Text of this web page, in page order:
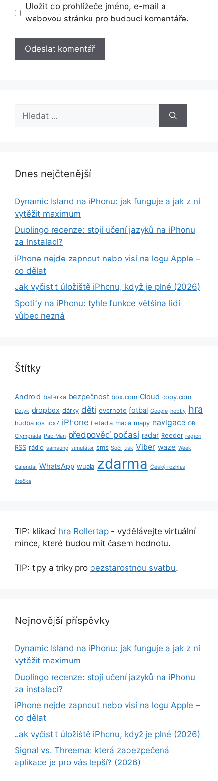
Uložit do prohlížeče jméno, e-mail a
webovou stránku pro budoucí komentáře.
Dnes nejčtenější
Dynamic Island na iPhonu: jak funguje a jak z ní
vytěžit maximum
Duolingo recenze: stojí učení jazyků na iPhonu
za instalaci?
iPhone nejde zapnout nebo visí na logu Apple –
co dělat
Jak vyčistit úložiště iPhonu, když je plné (2026)
Spotify na iPhonu: tyhle funkce většina lidí
vůbec nezná
Štítky
Android baterka bezpečnost box.com Cloud copy.com
Dotyk dropbox dárky děti evernote fotbal Google hobby hra
hudba ios ios7 iPhone Letadla mapa mapy navigace OBI
Olympiáda Pac-Man předpověď počasí radar Reeder region
RSS rádio samsung simulátor sms Soči tisk Viber waze Week
Calendar WhatsApp wuala zdarma Český rozhlas
čtečka
TIP: klikací hra Rollertap - vydělávejte virtuální
mince, které budou mít časem hodnotu.
TIP: tipy a triky pro bezstarostnou svatbu.
Nejnovější příspěvky
Dynamic Island na iPhonu: jak funguje a jak z ní
vytěžit maximum
Duolingo recenze: stojí učení jazyků na iPhonu
za instalaci?
iPhone nejde zapnout nebo visí na logu Apple –
co dělat
Jak vyčistit úložiště iPhonu, když je plné (2026)
Signal vs. Threema: která zabezpečená
aplikace je pro vás lepší? (2026)